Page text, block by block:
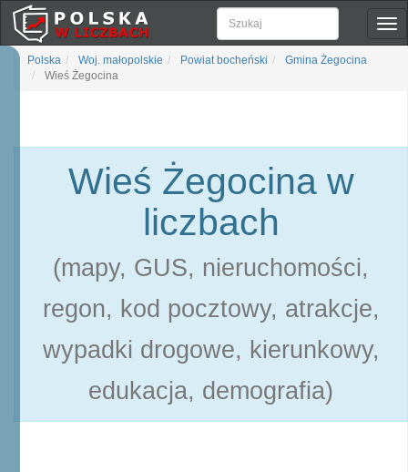
Polska Woj. małopolskie Powiat bocheński
Gmina Żegocina
Wieś Żegocina
Wieś Żegocina w
liczbach
(mapy, GUS, nieruchomości,
regon, kod pocztowy, atrakcje,
wypadki drogowe, kierunkowy,
edukacja, demografia)